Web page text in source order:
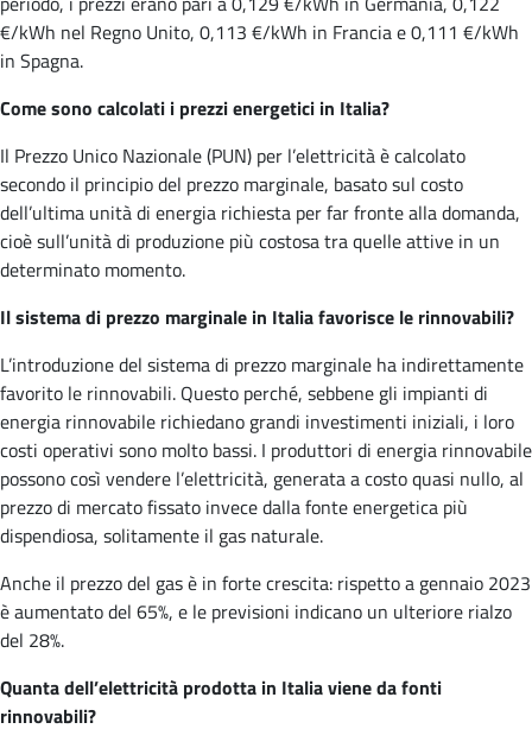
€/kWh nel Regno Unito, 0,113 €/kWh in Francia e 0,111 €/kWh
in Spagna.
Come sono calcolati i prezzi energetici in Italia?
Il Prezzo Unico Nazionale (PUN) per l’elettricità è calcolato
secondo il principio del prezzo marginale, basato sul costo
dell’ultima unità di energia richiesta per far fronte alla domanda,
cioè sull’unità di produzione più costosa tra quelle attive in un
determinato momento.
Il sistema di prezzo marginale in Italia favorisce le rinnovabili?
L’introduzione del sistema di prezzo marginale ha indirettamente
favorito le rinnovabili. Questo perché, sebbene gli impianti di
energia rinnovabile richiedano grandi investimenti iniziali, i loro
costi operativi sono molto bassi. I produttori di energia rinnovabile
possono così vendere l’elettricità, generata a costo quasi nullo, al
prezzo di mercato fissato invece dalla fonte energetica più
dispendiosa, solitamente il gas naturale.
Anche il prezzo del gas è in forte crescita: rispetto a gennaio 2023
è aumentato del 65%, e le previsioni indicano un ulteriore rialzo
del 28%.
Quanta dell’elettricità prodotta in Italia viene da fonti
rinnovabili?